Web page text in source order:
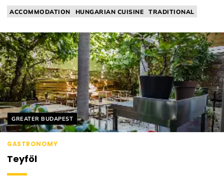
ACCOMMODATION HUNGARIAN CUISINE
TRADITIONAL
Helyszín címkék:
GREATER BUDAPEST
GASTRONOMY
Teyföl